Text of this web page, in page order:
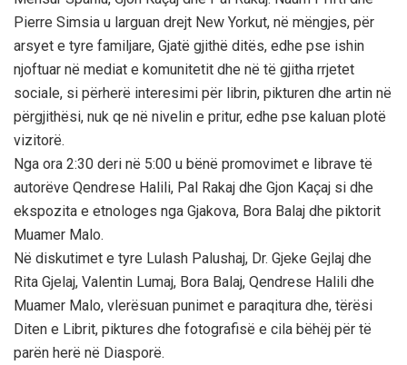
Pierre Simsia u larguan drejt New Yorkut, në mëngjes, për
arsyet e tyre familjare, Gjatë gjithë ditës, edhe pse ishin
njoftuar në mediat e komunitetit dhe në të gjitha rrjetet
sociale, si përherë interesimi për librin, pikturen dhe artin në
përgjithësi, nuk qe në nivelin e pritur, edhe pse kaluan plotë
vizitorë.
Nga ora 2:30 deri në 5:00 u bënë promovimet e librave të
autorëve Qendrese Halili, Pal Rakaj dhe Gjon Kaçaj si dhe
ekspozita e etnologes nga Gjakova, Bora Balaj dhe piktorit
Muamer Malo.
Në diskutimet e tyre Lulash Palushaj, Dr. Gjeke Gejlaj dhe
Rita Gjelaj, Valentin Lumaj, Bora Balaj, Qendrese Halili dhe
Muamer Malo, vlerësuan punimet e paraqitura dhe, tërësi
Diten e Librit, piktures dhe fotografisë e cila bëhëj për të
parën herë në Diasporë.